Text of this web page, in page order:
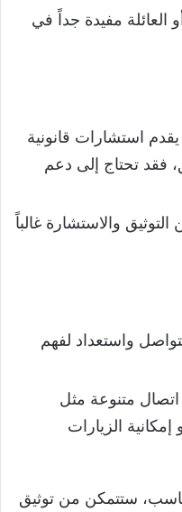
العائلة مفيدة جداً في
استشارات قانونية
فقد تحتاج إلى دعم
والاستشارة غالباً
واستعداد لفهم
متنوعة مثل
إمكانية الزيارات
ستتمكن من توثيق